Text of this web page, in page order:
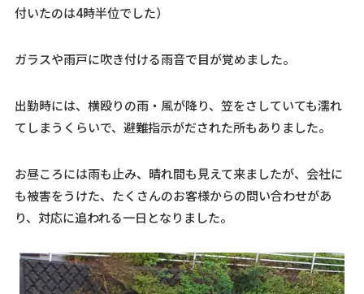
付いたのは4時半位でした）
ガラスや雨戸に吹き付ける雨音で目が覚めました。
出勤時には、横殴りの雨・風が降り、笠をさしていても濡れ
てしまうくらいで、避難指示がだされた所もありました。
お昼ころには雨も止み、晴れ間も見えて来ましたが、会社に
も被害をうけた、たくさんのお客様からの問い合わせがあ
り、対応に追われる一日となりました。